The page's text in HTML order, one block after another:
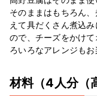
そのままはもちろん
えて具だくさん煮込
ので、チーズをかけ
ろいろなアレンジもお
材料（4人分（